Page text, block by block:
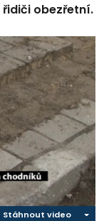
obezřetní.
Stáhnout video